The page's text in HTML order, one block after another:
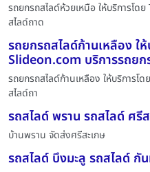
รถยกรถสไลด์ห้วยเหนือ ให้บริการโ
สไลด์ถาด
รถยกรถสไลด์ก้านเหลือง ใ
Slideon.com บริการรถย
รถยกรถสไลด์ก้านเหลือง ให้บริการ
สไลด์ถา
รถสไลด์ พราน รถสไลด์ ศรี
บ้านพราน จัดส่งศรีสะเกษ
รถสไลด์ บึงมะลู รถสไลด์ กั